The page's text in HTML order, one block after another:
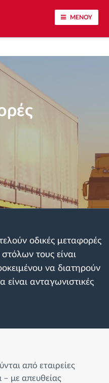
ΜΕΝΟΥ
παρακολούθηση
οδήγησης
διαδρομής
των
οδικές μεταφορές
τους είναι
να διατηρούν
είναι ανταγωνιστικές
από εταιρείες
– με απευθείας